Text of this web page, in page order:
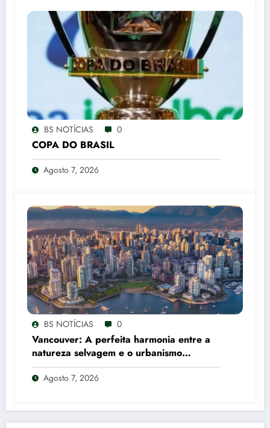
BS NOTÍCIAS 0
COPA DO BRASIL
Agosto 7, 2026
BS NOTÍCIAS 0
Vancouver: A perfeita harmonia entre a
natureza selvagem e o urbanismo
canadense
Agosto 7, 2026